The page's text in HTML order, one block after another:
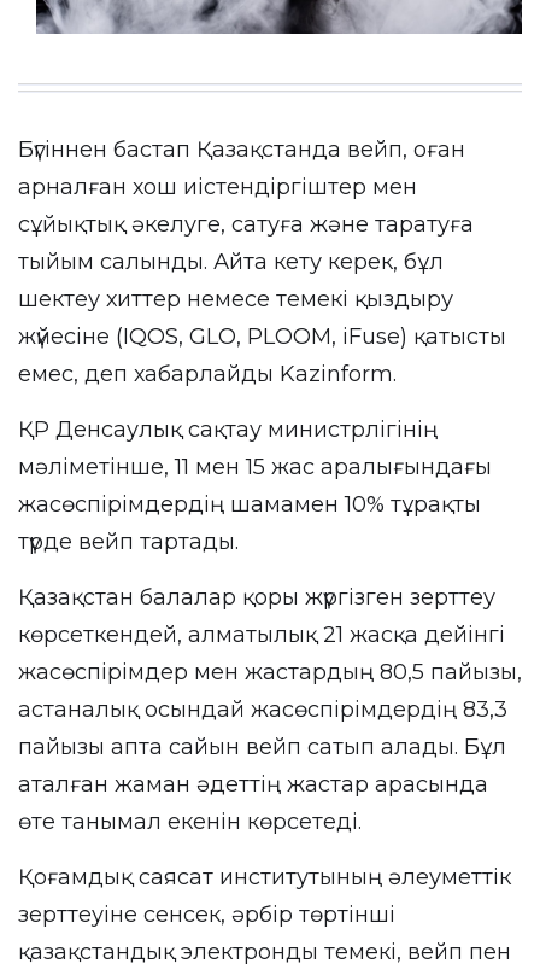
Бүгіннен бастап Қазақстанда вейп, оған
арналған хош иістендіргіштер мен
сұйықтық әкелуге, сатуға және таратуға
тыйым салынды. Айта кету керек, бұл
шектеу хиттер немесе темекі қыздыру
жүйесіне (IQOS, GLO, PLOOM, iFuse) қатысты
емес, деп хабарлайды Kazinform.
ҚР Денсаулық сақтау министрлігінің
мәліметінше, 11 мен 15 жас аралығындағы
жасөспірімдердің шамамен 10% тұрақты
түрде вейп тартады.
Қазақстан балалар қоры жүргізген зерттеу
көрсеткендей, алматылық 21 жасқа дейінгі
жасөспірімдер мен жастардың 80,5 пайызы,
астаналық осындай жасөспірімдердің 83,3
пайызы апта сайын вейп сатып алады. Бұл
аталған жаман әдеттің жастар арасында
өте танымал екенін көрсетеді.
Қоғамдық саясат институтының әлеуметтік
зерттеуіне сенсек, әрбір төртінші
қазақстандық электронды темекі, вейп пен